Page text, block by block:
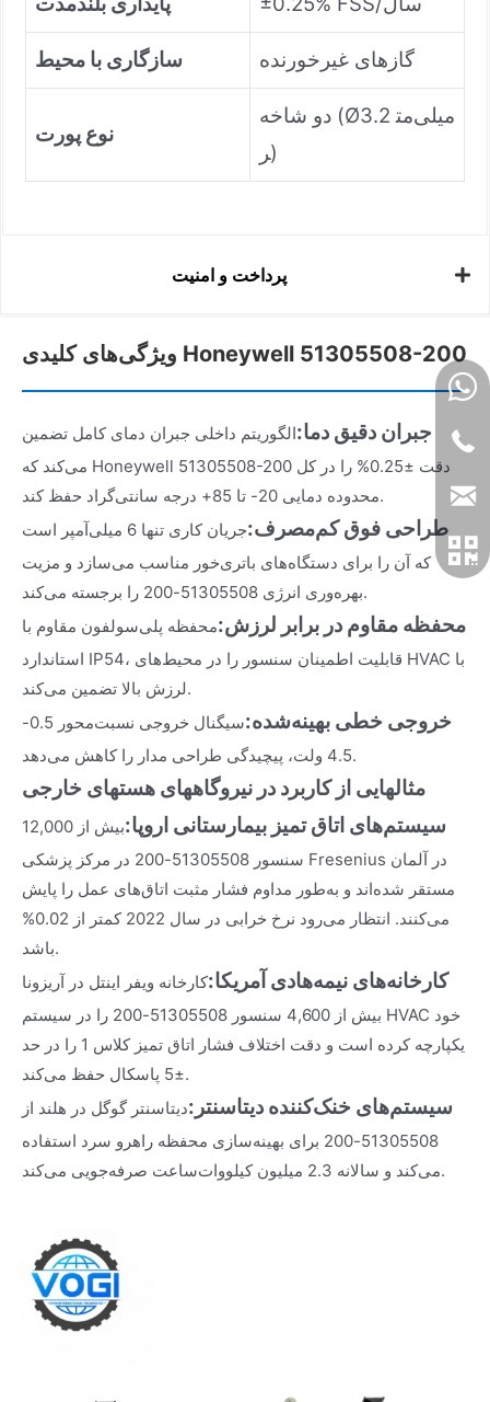
سازگاری با محیط گازهای غیرخورنده
نوع پورت
دو شاخه (Ø3.2 میلی‌مت
ر)
پرداخت و امنیت
ویژگی‌های کلیدی Honeywell 51305508-200
جبران دقیق دما:الگوریتم داخلی جبران دمای کامل تضمین
می‌کند که Honeywell 51305508-200 دقت ±0.25% را در کل
محدوده دمایی 20- تا 85+ درجه سانتی‌گراد حفظ کند.
طراحی فوق کم‌مصرف:
جریان کاری تنها 6 میلی‌آمپر است
که آن را برای دستگاه‌های باتری‌خور مناسب می‌سازد و مزیت
بهره‌وری انرژی 51305508-200 را برجسته می‌کند.
محفظه مقاوم در برابر لرزش:محفظه پلی‌سولفون مقاوم با
استاندارد IP54، قابلیت اطمینان سنسور را در محیط‌های HVAC با
لرزش بالا تضمین می‌کند.
خروجی خطی بهینه‌شده:
سیگنال خروجی نسبت‌محور 0.5-
4.5 ولت، پیچیدگی طراحی مدار را کاهش می‌دهد.
مثالهایی از کاربرد در نیروگاههای هستهای خارجی
سیستم‌های اتاق تمیز بیمارستانی اروپا:
بیش از 12,000
سنسور 51305508-200 در مرکز پزشکی Fresenius در آلمان
مستقر شده‌اند و به‌طور مداوم فشار مثبت اتاق‌های عمل را پایش
می‌کنند. انتظار می‌رود نرخ خرابی در سال 2022 کمتر از 0.02%
باشد.
کارخانه‌های نیمه‌هادی آمریکا:کارخانه ویفر اینتل در آریزونا
بیش از 4,600 سنسور 51305508-200 را در سیستم HVAC خود
یکپارچه کرده است و دقت اختلاف فشار اتاق تمیز کلاس 1 را در حد
±5 پاسکال حفظ می‌کند.
سیستم‌های خنک‌کننده دیتاسنتر:دیتاسنتر گوگل در هلند از
51305508-200 برای بهینه‌سازی محفظه راهرو سرد استفاده
می‌کند و سالانه 2.3 میلیون کیلووات‌ساعت صرفه‌جویی می‌کند.